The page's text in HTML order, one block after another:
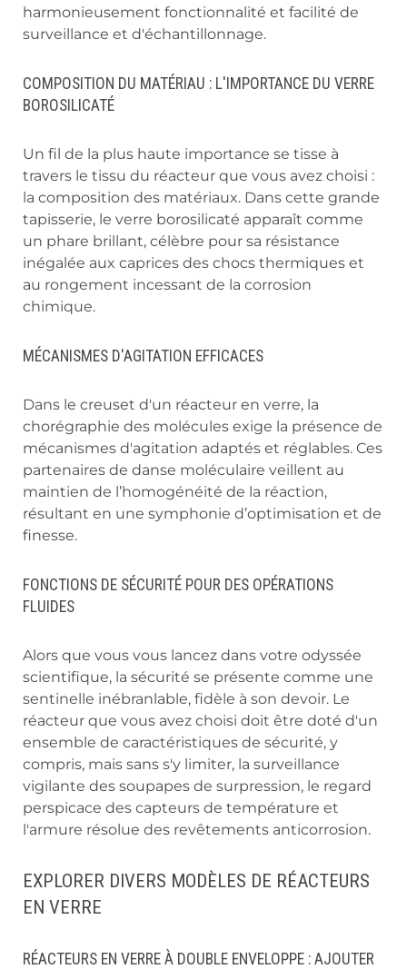
harmonieusement fonctionnalité et facilité de
surveillance et d'échantillonnage.
COMPOSITION DU MATÉRIAU : L'IMPORTANCE DU VERRE
BOROSILICATÉ
Un fil de la plus haute importance se tisse à
travers le tissu du réacteur que vous avez choisi :
la composition des matériaux. Dans cette grande
tapisserie, le verre borosilicaté apparaît comme
un phare brillant, célèbre pour sa résistance
inégalée aux caprices des chocs thermiques et
au rongement incessant de la corrosion
chimique.
MÉCANISMES D'AGITATION EFFICACES
Dans le creuset d'un réacteur en verre, la
chorégraphie des molécules exige la présence de
mécanismes d'agitation adaptés et réglables. Ces
partenaires de danse moléculaire veillent au
maintien de l’homogénéité de la réaction,
résultant en une symphonie d’optimisation et de
finesse.
FONCTIONS DE SÉCURITÉ POUR DES OPÉRATIONS
FLUIDES
Alors que vous vous lancez dans votre odyssée
scientifique, la sécurité se présente comme une
sentinelle inébranlable, fidèle à son devoir. Le
réacteur que vous avez choisi doit être doté d'un
ensemble de caractéristiques de sécurité, y
compris, mais sans s'y limiter, la surveillance
vigilante des soupapes de surpression, le regard
perspicace des capteurs de température et
l'armure résolue des revêtements anticorrosion.
EXPLORER DIVERS MODÈLES DE RÉACTEURS
EN VERRE
RÉACTEURS EN VERRE À DOUBLE ENVELOPPE : AJOUTER